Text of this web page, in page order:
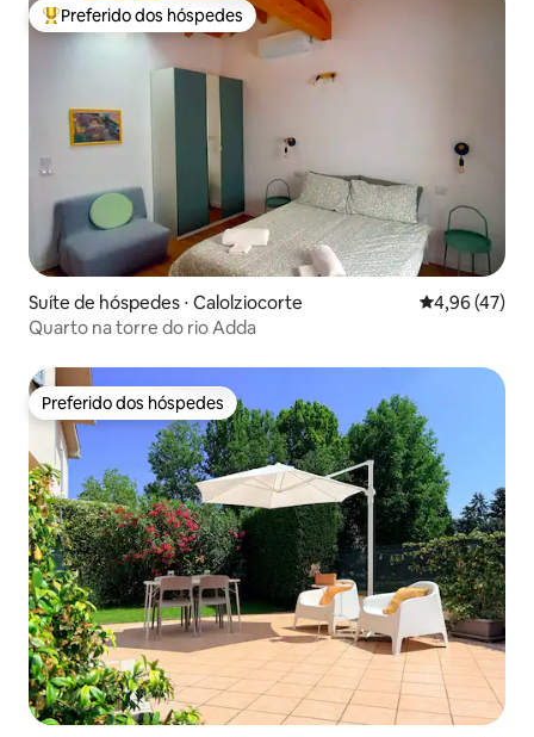
Entre os melhores preferidos dos hóspedes
Preferido dos hóspedes
Suíte de hóspedes ⋅ Calolziocorte 4,96 de uma
4,96 (47)
Quarto na torre do rio Adda
Preferido dos hóspedes
Preferido dos hóspedes